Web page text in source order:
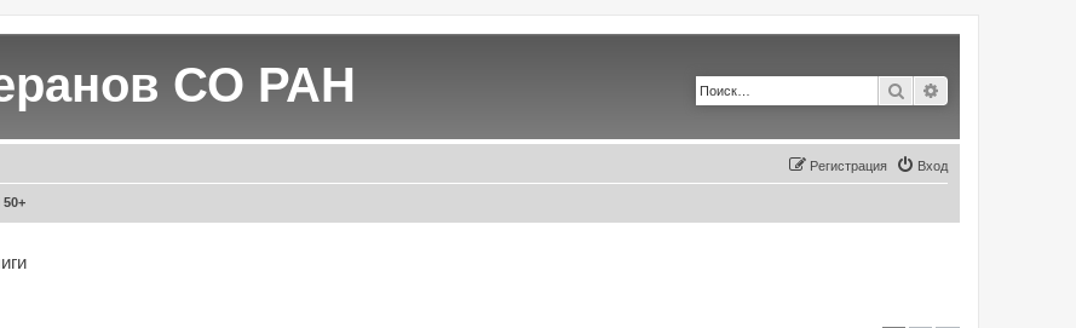
СО РАН Поиск
Вход
Регистрация